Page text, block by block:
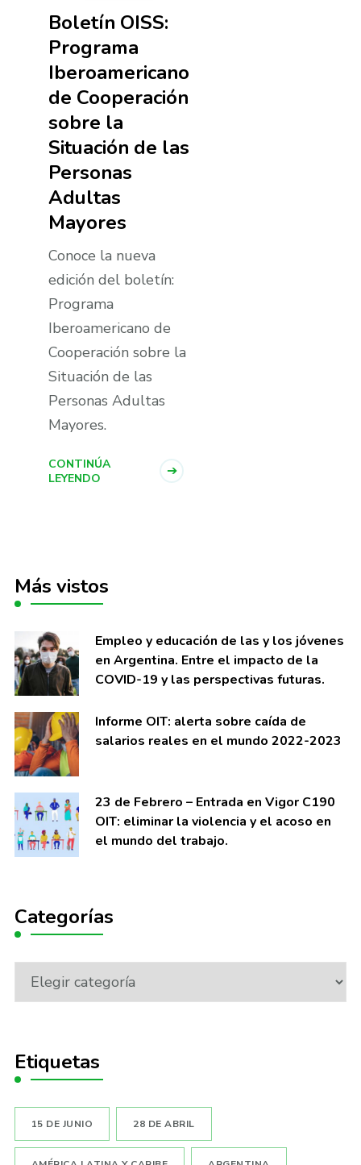
Boletí­n OISS:
Programa
Iberoamericano
de Cooperación
sobre la
Situación de las
Personas
Adultas
Mayores
Conoce la nueva
edición del boletí­n:
Programa
Iberoamericano de
Cooperación sobre la
Situación de las
Personas Adultas
Mayores.
CONTINÚA
LEYENDO
Más vistos
Empleo y educación de las y los jóvenes
en Argentina. Entre el impacto de la
COVID-19 y las perspectivas futuras.
Informe OIT: alerta sobre caí­da de
salarios reales en el mundo 2022-2023
23 de Febrero – Entrada en Vigor C190
OIT: eliminar la violencia y el acoso en
el mundo del trabajo.
Categorías
Categorías
Etiquetas
15 DE JUNIO 28 DE ABRIL